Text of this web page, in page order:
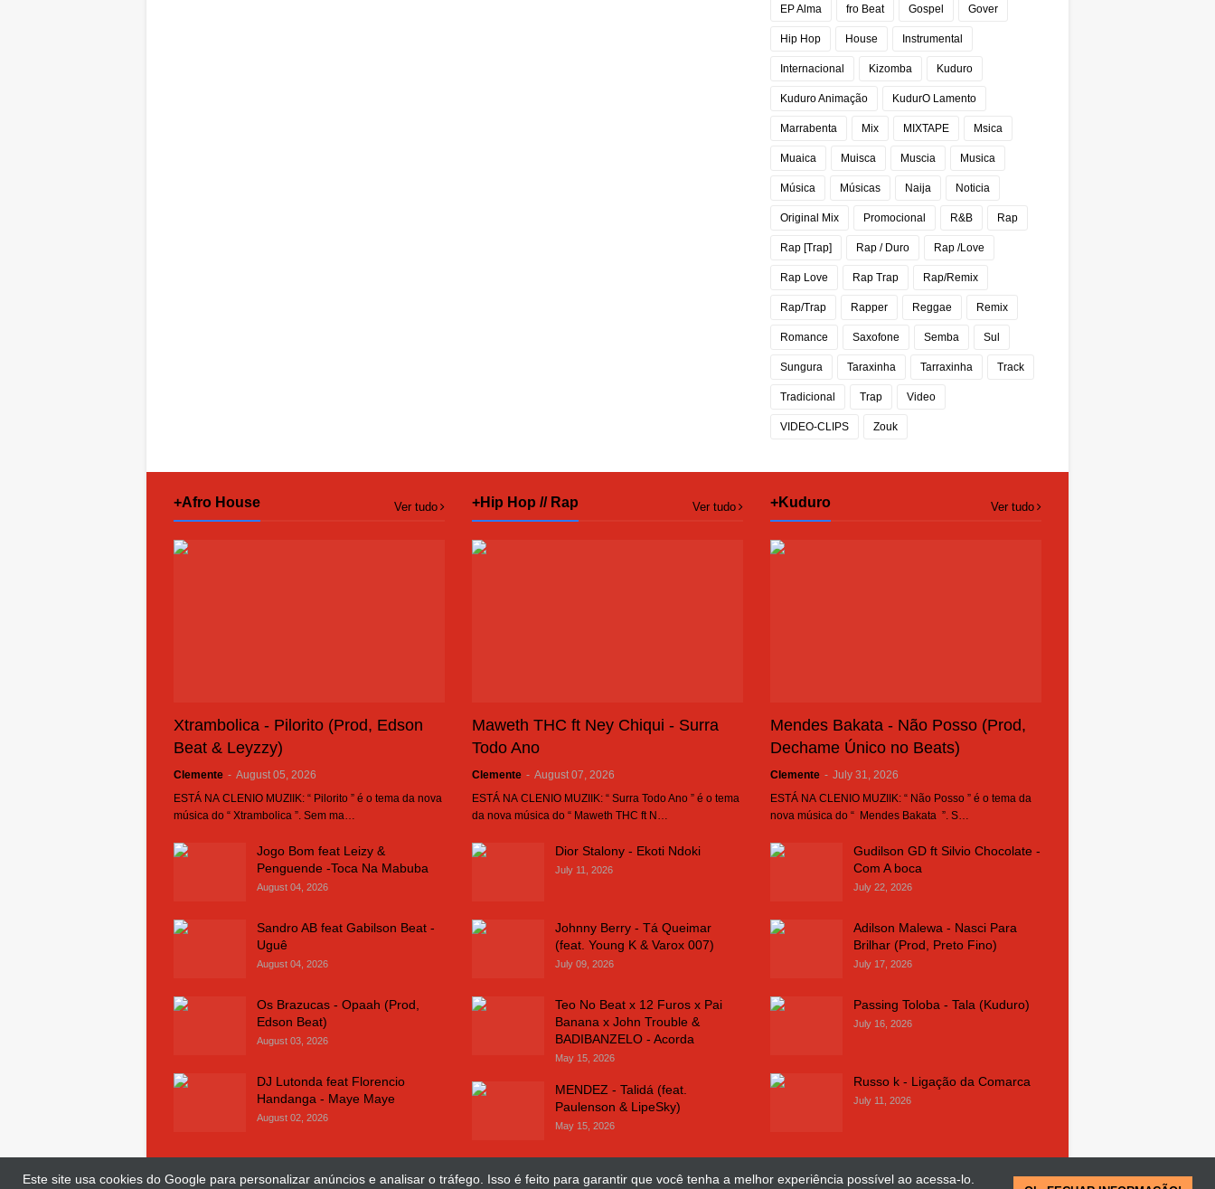
Este site usa cookies do Google para personalizar anúncios e analisar o tráfego. Isso é feito para garantir que você tenha a melhor experiência possível ao acessa-lo.
EP Alma fro Beat Gospel Gover
Hip Hop House Instrumental
Internacional Kizomba Kuduro
Kuduro Animação KudurO Lamento
Marrabenta Mix MIXTAPE Msica
Muaica Muisca Muscia Musica
Música Músicas Naija Noticia
Original Mix Promocional R&B Rap
Rap [Trap] Rap / Duro Rap /Love
Rap Love Rap Trap Rap/Remix
Rap/Trap Rapper Reggae Remix
Romance Saxofone Semba Sul
Sungura Taraxinha Tarraxinha Track
Tradicional Trap Video
VIDEO-CLIPS Zouk
+Afro House Ver tudo
Xtrambolica - Pilorito (Prod, Edson
Beat & Leyzzy)
Clemente - August 05, 2026
ESTÁ NA CLENIO MUZIIK: “ Pilorito ” é o tema da nova
música do “ Xtrambolica ”. Sem ma…
Jogo Bom feat Leizy &
Penguende -Toca Na Mabuba
August 04, 2026
Sandro AB feat Gabilson Beat -
Uguê
August 04, 2026
Os Brazucas - Opaah (Prod,
Edson Beat)
August 03, 2026
DJ Lutonda feat Florencio
Handanga - Maye Maye
August 02, 2026
+Hip Hop // Rap Ver tudo
Maweth THC ft Ney Chiqui - Surra
Todo Ano
Clemente - August 07, 2026
ESTÁ NA CLENIO MUZIIK: “ Surra Todo Ano ” é o tema
da nova música do “ Maweth THC ft N…
Dior Stalony - Ekoti Ndoki
July 11, 2026
Johnny Berry - Tá Queimar
(feat. Young K & Varox 007)
July 09, 2026
Teo No Beat x 12 Furos x Pai
Banana x John Trouble &
BADIBANZELO - Acorda
May 15, 2026
MENDEZ - Talidá (feat.
Paulenson & LipeSky)
May 15, 2026
+Kuduro Ver tudo
Mendes Bakata - Não Posso (Prod,
Dechame Único no Beats)
Clemente - July 31, 2026
ESTÁ NA CLENIO MUZIIK: “ Não Posso ” é o tema da
nova música do “ Mendes Bakata ”. S…
Gudilson GD ft Silvio Chocolate -
Com A boca
July 22, 2026
Adilson Malewa - Nasci Para
Brilhar (Prod, Preto Fino)
July 17, 2026
Passing Toloba - Tala (Kuduro)
July 16, 2026
Russo k - Ligação da Comarca
July 11, 2026